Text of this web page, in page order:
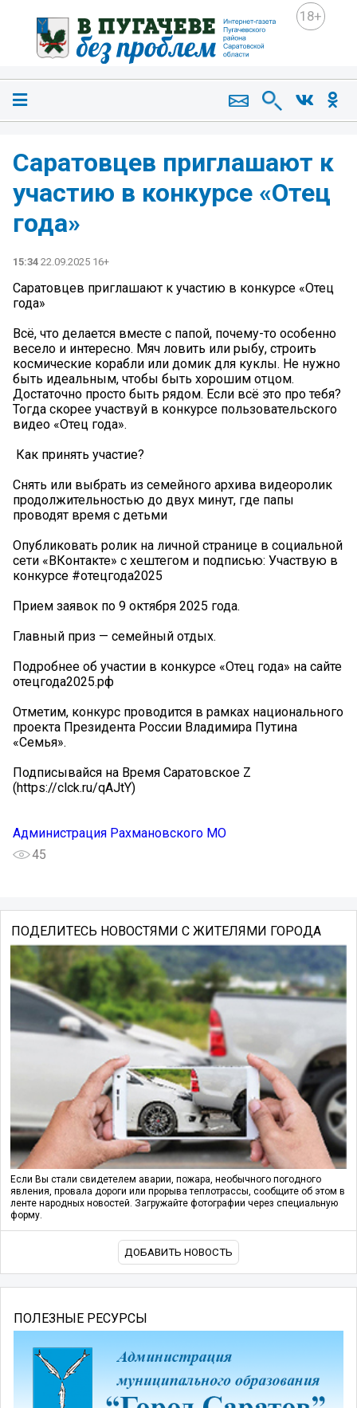
18+
Саратовцев приглашают к
участию в конкурсе «Отец
года»
15:34 22.09.2025 16+
Саратовцев приглашают к участию в конкурсе «Отец
года»
Всё, что делается вместе с папой, почему-то особенно
весело и интересно. Мяч ловить или рыбу, строить
космические корабли или домик для куклы. Не нужно
быть идеальным, чтобы быть хорошим отцом.
Достаточно просто быть рядом. Если всё это про тебя?
Тогда скорее участвуй в конкурсе пользовательского
видео «Отец года».
️ Как принять участие?
Снять или выбрать из семейного архива видеоролик
продолжительностью до двух минут, где папы
проводят время с детьми
Опубликовать ролик на личной странице в социальной
сети «ВКонтакте» с хештегом и подписью: Участвую в
конкурсе #отецгода2025
Прием заявок по 9 октября 2025 года.
Главный приз — семейный отдых.
Подробнее об участии в конкурсе «Отец года» на сайте
отецгода2025.рф ️
Отметим, конкурс проводится в рамках национального
проекта Президента России Владимира Путина
«Семья».
Подписывайся на Время Саратовское Z
(https://clck.ru/qAJtY)
Администрация Рахмановского МО
45
ПОДЕЛИТЕСЬ НОВОСТЯМИ С ЖИТЕЛЯМИ ГОРОДА
Если Вы стали свидетелем аварии, пожара, необычного погодного
явления, провала дороги или прорыва теплотрассы, сообщите об этом в
ленте народных новостей. Загружайте фотографии через специальную
форму.
ДОБАВИТЬ НОВОСТЬ
ПОЛЕЗНЫЕ РЕСУРСЫ